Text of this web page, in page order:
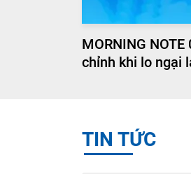
MORNING
chỉnh khi lo ngại
TIN TỨC